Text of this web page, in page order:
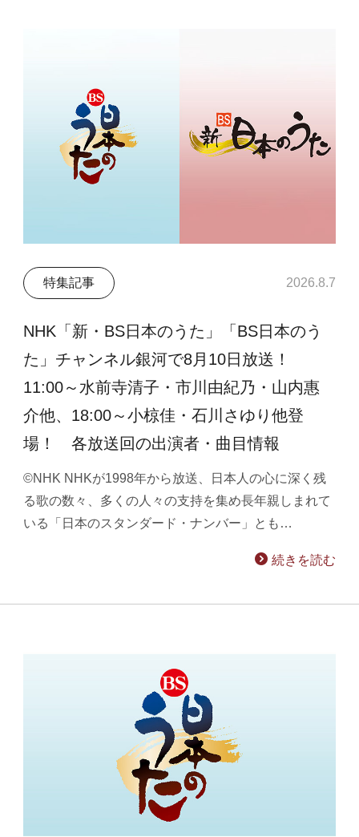
特集記事 2026.8.7
NHK「新・BS日本のうた」「BS日本のう
た」チャンネル銀河で8月10日放送！
11:00～水前寺清子・市川由紀乃・山内惠
介他、18:00～小椋佳・石川さゆり他登
場！ 各放送回の出演者・曲目情報
©NHK NHKが1998年から放送、日本人の心に深く残
る歌の数々、多くの人々の支持を集め長年親しまれて
いる「日本のスタンダード・ナンバー」とも…
続きを読む